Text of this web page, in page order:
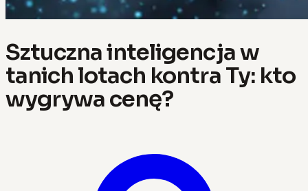
Sztuczna inteligencja w
tanich lotach kontra Ty: kto
wygrywa cenę?